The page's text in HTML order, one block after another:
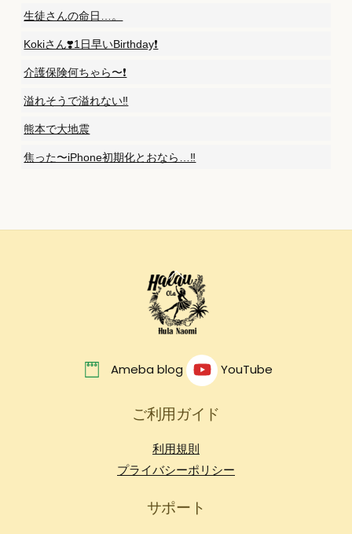
生徒さんの命日…。
Kokiさん❣️1日早いBirthday❗️
介護保険何ちゃら〜❗️
溢れそうで溢れない‼️
熊本で大地震
焦った〜iPhone初期化とおなら…‼️
Back
To
Top
Ameba blog YouTube
ご利用ガイド
利用規則
プライバシーポリシー
サポート